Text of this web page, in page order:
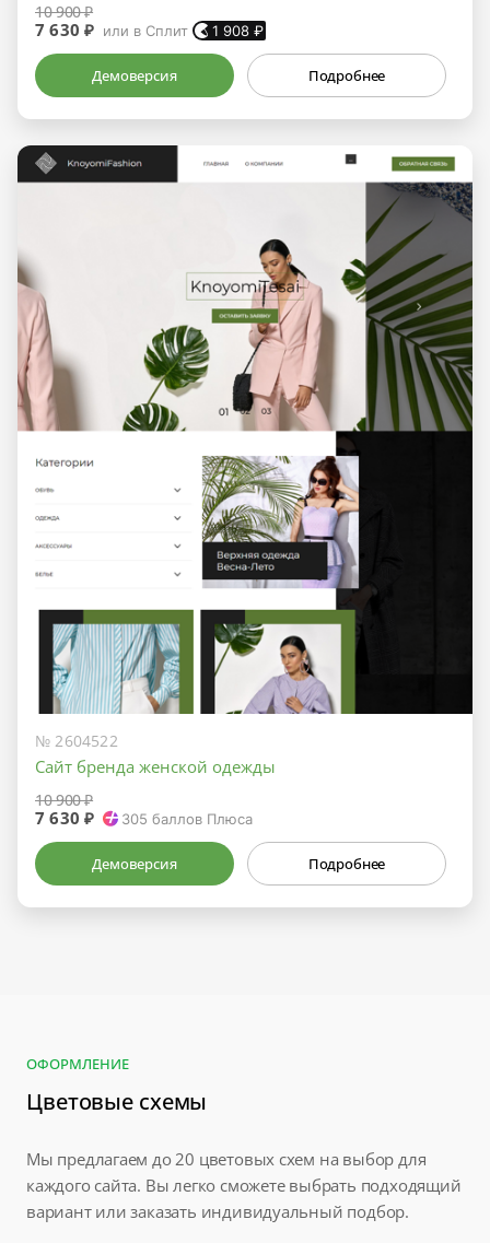
10 900 ₽
7 630 ₽ или в Сплит 1 908 ₽
Демоверсия Подробнее
№ 2604522
Сайт бренда женской одежды
10 900 ₽
7 630 ₽ 305 баллов Плюса
Демоверсия Подробнее
ОФОРМЛЕНИЕ
Цветовые схемы
Мы предлагаем до 20 цветовых схем на выбор для
каждого сайта. Вы легко сможете выбрать подходящий
вариант или заказать индивидуальный подбор.